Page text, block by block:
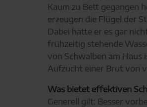
Kaum zu Bett gegangen
erzeugen die Flügel der
Dabei hätte er es gar
frühzeitig stehende
von Schwalben am
Aufzucht einer Brut von
Was bietet effektiven
Generell gilt: Besser